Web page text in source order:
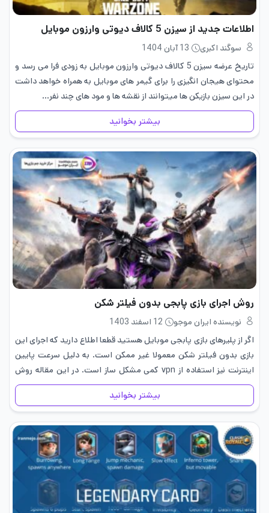
اطلاعات جدید از سیزن 5 کالاف دیوتی وارزون موبایل
سوگند اکبری
13 آبان 1404
تاریخ عرضه سیزن 5 کالاف دیوتی وارزون موبایل به زودی فرا می رسد و
محتوای هیجان انگیزی را برای گیمر های موبایل به همراه خواهد داشت
در این سیزن بازیکن ها میتوانند از نقشه ها و مود های چند نفر…
بیشتر بخوانید
روش اجرای بازی پابجی بدون فیلتر شکن
نویسنده ایران موجو
12 اسفند 1403
اگر از پلیر‌های بازی پابجی موبایل هستید قطعا اطلاع دارید که اجرای این
بازی بدون فیلتر شکن معمولا غیر ممکن است. به دلیل سرعت پایین
اینترنت نیز استفاده از vpn کمی مشکل ساز است. در این مقاله روش
اجرای بازی…
بیشتر بخوانید